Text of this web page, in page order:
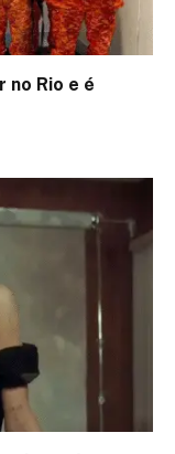
no Rio e é